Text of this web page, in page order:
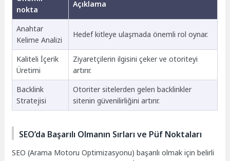
nokta
Açıklama
Anahtar
Kelime Analizi
Hedef kitleye ulaşmada önemli rol oynar.
Kaliteli İçerik
Üretimi
Ziyaretçilerin ilgisini çeker ve otoriteyi
artırır.
Backlink
Stratejisi
Otoriter sitelerden gelen backlinkler
sitenin güvenilirliğini artırır.
SEO’da Başarılı Olmanın Sırları ve Püf Noktaları
SEO (Arama Motoru Optimizasyonu) başarılı olmak için belirli